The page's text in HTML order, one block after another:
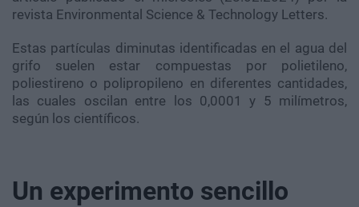
revista Environmental Science & Technology Letters.
Estas partículas diminutas identificadas en el agua del
grifo suelen estar compuestas por polietileno,
poliestireno o polipropileno en diferentes cantidades,
las cuales oscilan entre los 0,0001 y 5 milímetros,
según los científicos.
Un experimento sencillo